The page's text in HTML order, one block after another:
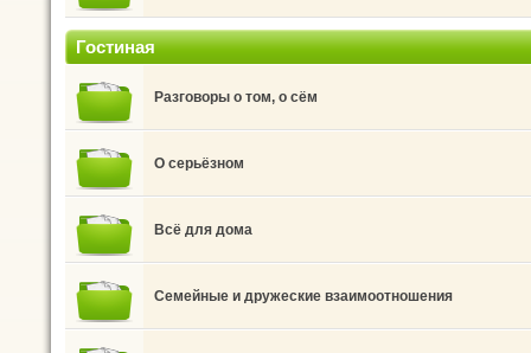
Гостиная
Разговоры о том, о сём
О серьёзном
Всё для дома
Семейные и дружеские взаимоотношения